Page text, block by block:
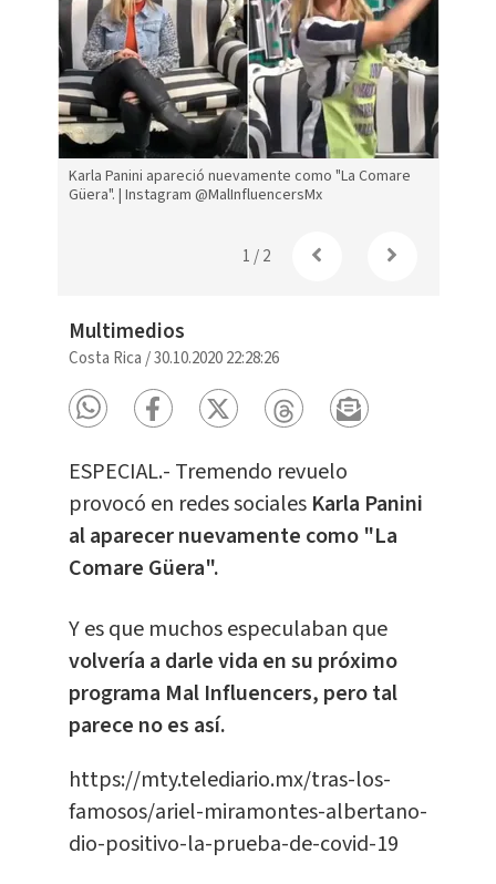
Karla Panini apareció nuevamente como "La Comare
Güera". | Instagram @MalInfluencersMx
1 /2
Multimedios
Costa Rica /30.10.2020 22:28:26
ESPECIAL.- Tremendo revuelo
provocó en redes sociales Karla Panini
al aparecer nuevamente como "La
Comare Güera".
Y es que muchos especulaban que
volvería a darle vida en su próximo
programa Mal Influencers, pero tal
parece no es así.
https://mty.telediario.mx/tras-los-
famosos/ariel-miramontes-albertano-
dio-positivo-la-prueba-de-covid-19